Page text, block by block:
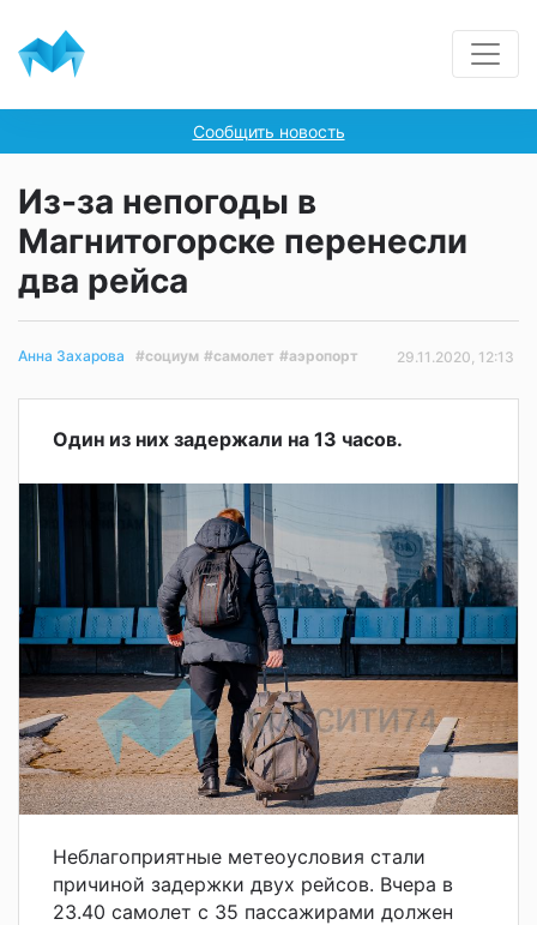
Сообщить новость
Из-за непогоды в
Магнитогорске перенесли
два рейса
Анна Захарова #социум #самолет #аэропорт 29.11.2020, 12:13
Один из них задержали на 13 часов.
Неблагоприятные метеоусловия стали
причиной задержки двух рейсов. Вчера в
23.40 самолет с 35 пассажирами должен